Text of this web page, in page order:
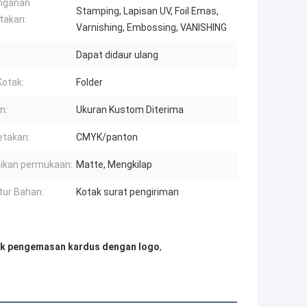
Stamping, Lapisan UV, Foil Emas,
Varnishing, Embossing, VANISHING
Dapat didaur ulang
Folder
Ukuran Kustom Diterima
CMYK/panton
permukaan: Matte, Mengkilap
Bahan: Kotak surat pengiriman
pengemasan kardus dengan logo,